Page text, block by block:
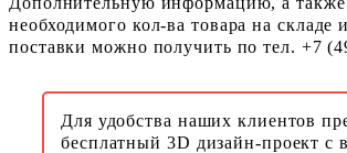
необходимого кол-ва товара на складе
поставки можно получить по тел. +7
Для удобства наших клиентов
бесплатный 3D дизайн-проект с